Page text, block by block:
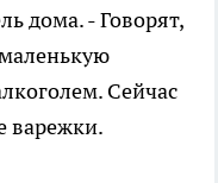
дома. - Говорят,
Сейчас
варежки.